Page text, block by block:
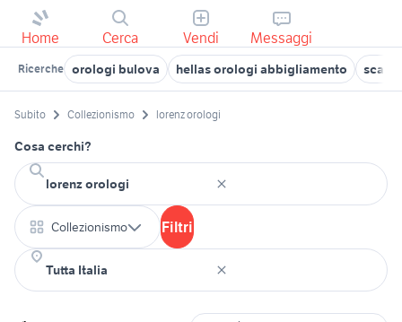
Home Cerca Vendi Messaggi
Ricerche orologi bulova hellas orologi abbigliamento
Subito Collezionismo lorenz orologi
Cosa cerchi?
Collezionismo Filtri